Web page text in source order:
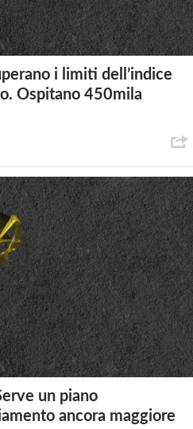
i limiti dell’indice
Ospitano 450mila
un piano
ancora maggiore